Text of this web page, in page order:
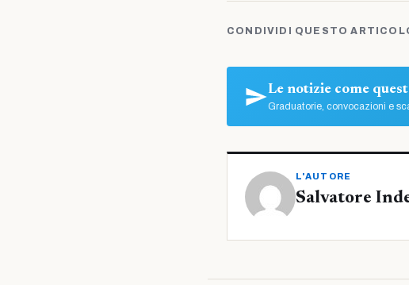
CONDIVIDI QUESTO
Le notizie come
Graduatorie, convocazioni e
L'AUTORE
Salvatore